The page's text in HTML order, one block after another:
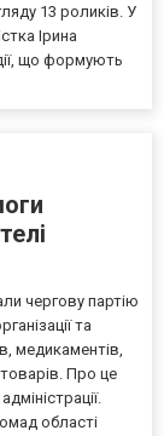
13 роликів. У
Ірина
що формують
чергову партію
та
медикаментів,
товарів. Про це
області